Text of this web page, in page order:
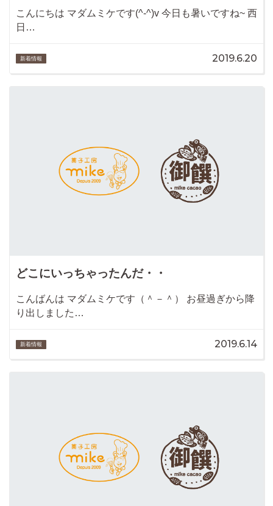
こんにちは マダムミケです(^-^)v 今日も暑いですね~ 西
日…
新着情報 2019.6.20
どこにいっちゃったんだ・・
こんばんは マダムミケです（＾－＾） お昼過ぎから降
り出しました…
新着情報 2019.6.14